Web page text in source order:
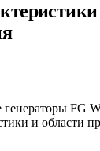
FG
и области